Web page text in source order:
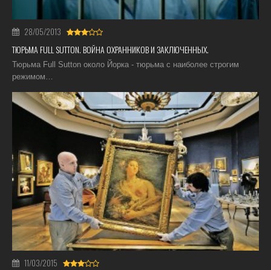
28/05/2013
ТЮРЬМА FULL SUTTON. ВОЙНА ОХРАННИКОВ И ЗАКЛЮЧЕННЫХ.
Тюрьма Full Sutton около Йорка - тюрьма с наиболее строгим
режимом…
11/03/2015